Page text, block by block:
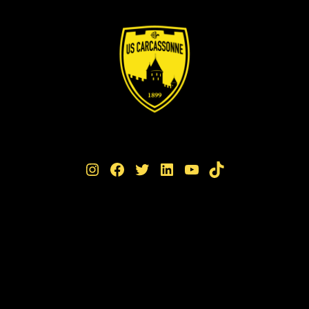
Instagram Facebook Twitter LinkedIn YouTube TikTok